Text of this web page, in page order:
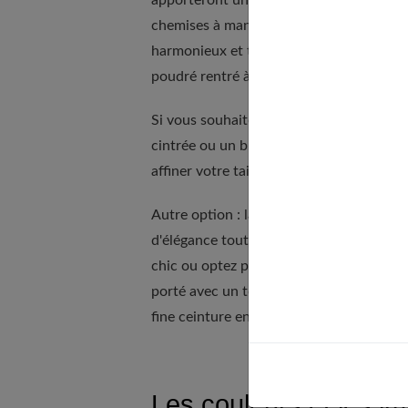
chemises à manches ballons ou encore
harmonieux et tendance. Par exemple,
poudré rentré à l'avant pour un style
Si vous souhaitez apporter une touche
cintrée ou un blazer ajusté par-dessus
affiner votre taille.
Autre option : la ceinture fine. Glissée à
d'élégance tout en soulignant
chic ou optez pour un modèle tressé
porté avec un top fluide beige rentré et
fine ceinture en cuir gold pour un look